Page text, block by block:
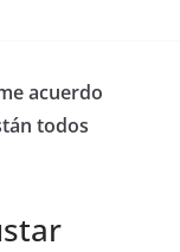
acuerdo
todos